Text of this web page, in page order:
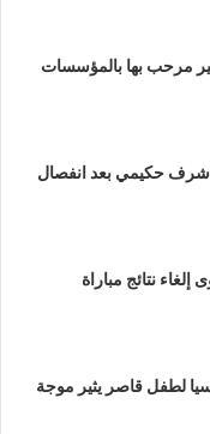
مرحب بها بالمؤسسات
حكيمي بعد انفصال
نتائج مباراة
لطفل قاصر يثير موجة